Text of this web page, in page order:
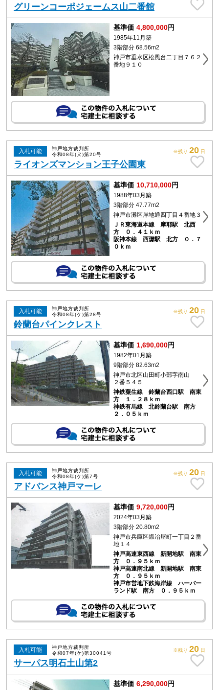
グリーンコーポジェームス山二番館
基準価 4,800,000円
1985年11月築
3階部分 68.56m2
神戸市垂水区松風台二丁目７６２
番地９１０
入札可能
神戸地方裁判所
令和08年(ヌ)第20号
ライオンズマンション王子公園東
※残り20 日
基準価 10,710,000円
1988年03月築
3階部分 47.77m2
神戸市灘区岸地通四丁目４番地３
ＪＲ東海道本線 摩耶駅 北西
方 ０．４１ｋｍ
阪神本線 西灘駅 北方 ０．７
０ｋｍ
入札可能
神戸地方裁判所
令和08年(ケ)第28号
鈴蘭台パインクレスト
※残り20 日
基準価 1,690,000円
1982年01月築
9階部分 82.63m2
神戸市北区山田町小部字南山
２番５４５
神鉄粟生線 鈴蘭台西口駅 南東
方 １．２８ｋｍ
神鉄有馬線 北鈴蘭台駅 南方
２．０５ｋｍ
入札可能
神戸地方裁判所
令和08年(ケ)第7号
アドバンス神戸マーレ
※残り20 日
基準価 9,720,000円
2024年03月築
3階部分 20.80m2
神戸市兵庫区鍛冶屋町一丁目２番
地１４
神戸高速東西線 新開地駅 南東
方 ０．９５ｋｍ
神戸高速南北線 新開地駅 南東
方 ０．９５ｋｍ
神戸市営地下鉄海岸線 ハーバー
ランド駅 南方 ０．９５ｋｍ
入札可能
神戸地方裁判所
令和07年(ケ)第30041号
サーパス明石土山第2
※残り20 日
基準価 6,290,000円